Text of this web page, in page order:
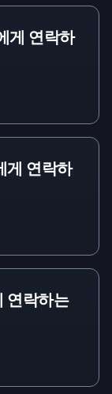
게 연락하
연락하
락하는